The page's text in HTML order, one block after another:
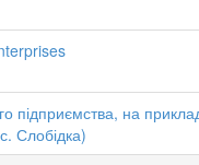
підприємства, на
Слобідка)